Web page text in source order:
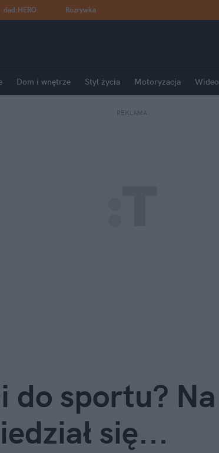
dad:HERO Rozrywka
Dom i wnętrze Styl życia Motoryzacja Wideo
REKLAMA
do sportu? Na
się...